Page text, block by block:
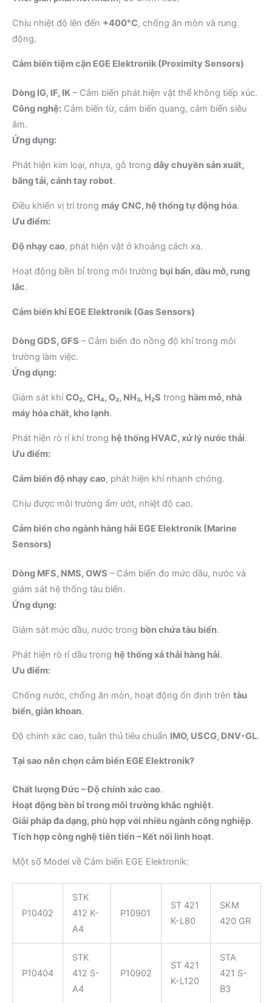
Chịu nhiệt độ lên đến +400°C, chống ăn mòn và rung
động.
Cảm biến tiệm cận EGE Elektronik (Proximity Sensors)
Dòng IG, IF, IK – Cảm biến phát hiện vật thể không tiếp xúc.
Công nghệ: Cảm biến từ, cảm biến quang, cảm biến siêu
âm.
Ứng dụng:
Phát hiện kim loại, nhựa, gỗ trong dây chuyền sản xuất,
băng tải, cánh tay robot.
Điều khiển vị trí trong máy CNC, hệ thống tự động hóa.
Ưu điểm:
Độ nhạy cao, phát hiện vật ở khoảng cách xa.
Hoạt động bền bỉ trong môi trường bụi bẩn, dầu mỡ, rung
lắc.
Cảm biến khí EGE Elektronik (Gas Sensors)
Dòng GDS, GFS – Cảm biến đo nồng độ khí trong môi
trường làm việc.
Ứng dụng:
Giám sát khíCO₂, CH₄, O₂, NH₃, H₂S trong hầm mỏ, nhà
máy hóa chất, kho lạnh.
Phát hiện rò rỉ khí trong hệ thống HVAC, xử lý nước thải.
Ưu điểm:
Cảm biến độ nhạy cao, phát hiện khí nhanh chóng.
Chịu được môi trường ẩm ướt, nhiệt độ cao.
Cảm biến cho ngành hàng hải EGE Elektronik (Marine
Sensors)
Dòng MFS, NMS, OWS – Cảm biến đo mức dầu, nước và
giám sát hệ thống tàu biển.
Ứng dụng:
Giám sát mức dầu, nước trong bồn chứa tàu biển.
Phát hiện rò rỉ dầu trong hệ thống xả thải hàng hải.
Ưu điểm:
Chống nước, chống ăn mòn, hoạt động ổn định trên tàu
biển, giàn khoan.
Độ chính xác cao, tuân thủ tiêu chuẩn IMO, USCG, DNV-GL.
Tại sao nên chọn cảm biến EGE Elektronik?
Chất lượng Đức – Độ chính xác cao.
Hoạt động bền bỉ trong môi trường khắc nghiệt.
Giải pháp đa dạng, phù hợp với nhiều ngành công nghiệp.
Tích hợp công nghệ tiên tiến – Kết nối linh hoạt.
Một số Model về Cảm biến EGE Elektronik:
P10402
STK
412 K-
A4
P10901
ST 421
K-L80
SKM
420 GR
P10404
STK
412 S-
A4
P10902
ST 421
K-L120
STA
421 S-
B3